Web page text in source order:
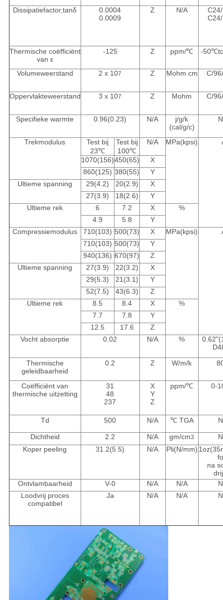
Dissipatiefactor,tanδ
0.0004
0.0009
Z N/A
Thermische coëfficiënt
van ε
-125 Z ppm/℃ -
Volumeweerstand 2 x 107 Z Mohm cm C/
Oppervlakteweerstand 3 x 107 Z Mohm C/
Specifieke warmte 0.96(0.23) N/A
j/g/k
(cal/g/c)
Trekmodulus
Test bij
23℃
Test bij
100℃
N/A MPa(kpsi)
1070(156)450(65)
X
860(125) 380(55)
Y
Ultieme spanning
29(4.2) 20(2.9)
X
27(3.9)
18(2.6)
Y
Ultieme rek
6 7.2 X
%
4.9
5.8
Y
Compressiemodulus
710(103) 500(73) X MPa(kpsi)
710(103) 500(73)
Y
940(136) 670(97)
Z
Ultieme spanning
27(3.9) 22(3.2)
X
29(5.3)
21(3.1)
Y
52(7.5)
43(6.3)
Z
Ultieme rek
8.5 8.4 X
%
7.7
7.8
Y
12.5
17.6
Z
Vocht absorptie
0.02 N/A %
Thermische
geleidbaarheid
0.2 Z W/m/k
Coëfficiënt van
thermische uitzetting
31
48
237
X
Y
Z
ppm/℃ 0-
Td 500 N/A ℃ TGA
Dichtheid 2.2 N/A gm/cm3
Koper peeling
31.2(5.5) N/A Pli(N/mm)
na
Ontvlambaarheid
V-0 N/A N/A
Loodvrij proces
compatibel
Ja N/A N/A